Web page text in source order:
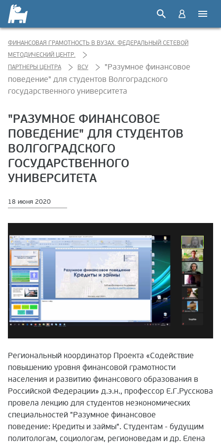
ФИНАНСОВАЯ ГРАМОТНОСТЬ В ВУЗАХ. ФЕДЕРАЛЬНЫЙ СЕТЕВОЙ
МЕТОДИЧЕСКИЙ ЦЕНТР.
ПАРТНЕРЫ ЦЕНТРА
ВСУ
"Разумное финансовое
поведение" для студентов Волгоградского
государственного университета
"РАЗУМНОЕ ФИНАНСОВОЕ
ПОВЕДЕНИЕ" ДЛЯ СТУДЕНТОВ
ВОЛГОГРАДСКОГО
ГОСУДАРСТВЕННОГО
УНИВЕРСИТЕТА
18 июня 2020
Региональный координатор Проекта «Содействие
повышению уровня финансовой грамотности
населения и развитию финансового образования в
Российской Федерации» д.э.н., профессор Е.Г.Русскова
провела лекцию для студентов неэкономических
специальностей "Разумное финансовое
поведение: Кредиты и займы". Студентам - будущим
политологам, социологам, регионоведам и др. Елена